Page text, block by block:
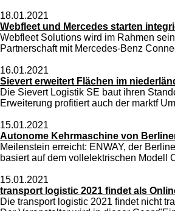
18.01.2021
Webfleet und Mercedes starten
Webfleet Solutions wird im Rahmen
Partnerschaft mit Mercedes-Benz
16.01.2021
Sievert erweitert Flächen im
Die Sievert Logistik SE baut ihren
Erweiterung profitiert auch der marktf
15.01.2021
Autonome Kehrmaschine von
Meilenstein erreicht: ENWAY, der
basiert auf dem vollelektrischen Modell
15.01.2021
transport logistic 2021 findet als
Die transport logistic 2021 findet nicht